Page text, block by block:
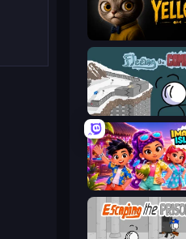
The Cat in Yellow
Fleeing the Complex
Imagine Island